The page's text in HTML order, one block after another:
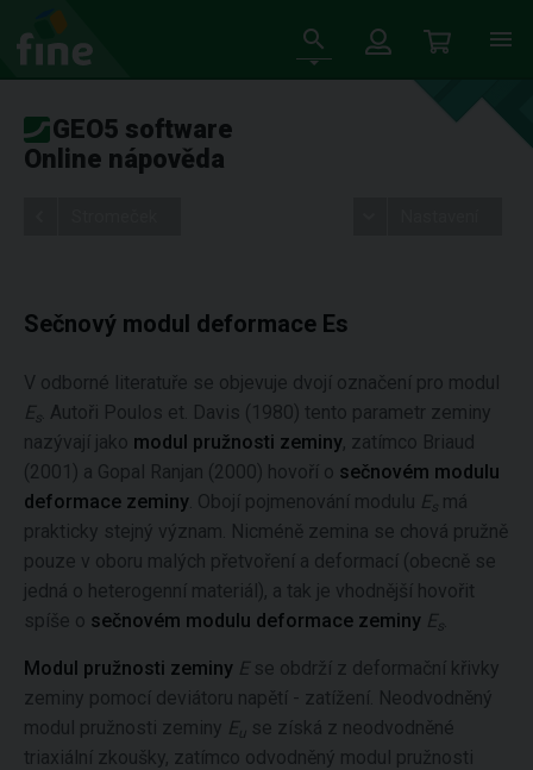
GEO5 software
Online nápověda
Sečnový modul deformace Es
V odborné literatuře se objevuje dvojí označení pro modul
E s . Autoři Poulos et. Davis (1980) tento parametr zeminy
nazývají jako modul pružnosti zeminy, zatímco Briaud
(2001) a Gopal Ranjan (2000) hovoří o sečnovém modulu
deformace zeminy . Obojí pojmenování modulu E s má
prakticky stejný význam. Nicméně zemina se chová pružně
pouze v oboru malých přetvoření a deformací (obecně se
jedná o heterogenní materiál), a tak je vhodnější hovořit
spíše o sečnovém modulu deformace zeminy E s
Modul pružnosti zeminy E se obdrží z deformační křivky
zeminy pomocí deviátoru napětí - zatížení. Neodvodněný
modul pružnosti zeminy E u se získá z neodvodněné
triaxiální zkoušky, zatímco odvodněný modul pružnosti